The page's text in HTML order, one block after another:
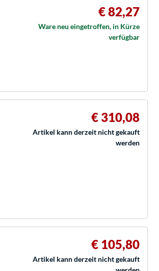
€ 82,27
Ware neu eingetroffen, in Kürze
verfügbar
€ 310,08
Artikel kann derzeit nicht gekauft
werden
€ 105,80
Artikel kann derzeit nicht gekauft